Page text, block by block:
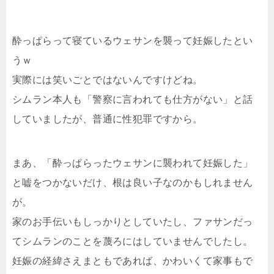
酔っぱらって寝ているウェサンを襲って妊娠したとい
うｗ
実際には笑いごとではないんですけどね。
シムラン本人も「警察に言われても仕方がない」と話
していましたが、普通に性犯罪ですから。
まあ、「酔っぱらったウェサンに襲われて妊娠した」
と嘘をつかないだけ、根は良い子なのかもしれません
が。
家のお手伝いもしっかりとしていたし、ファサンだっ
てシムランのことを蔑ろにはしていませんでしたし。
妊娠の経緯さえまともであれば、かわいくて家事もで